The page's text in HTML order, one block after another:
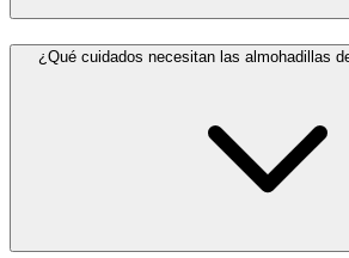
¿Qué cuidados necesitan las almohadillas